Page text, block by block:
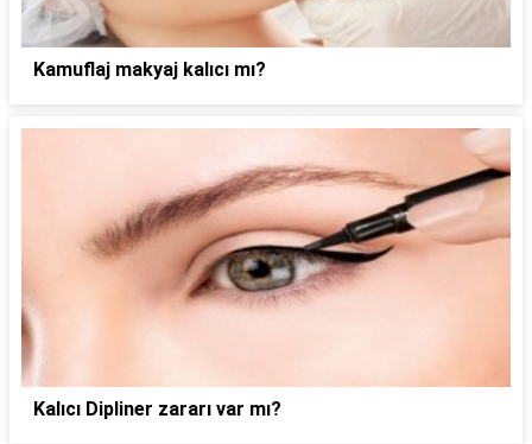
Kamuflaj makyaj kalıcı mı?
Kalıcı Dipliner zararı var mı?